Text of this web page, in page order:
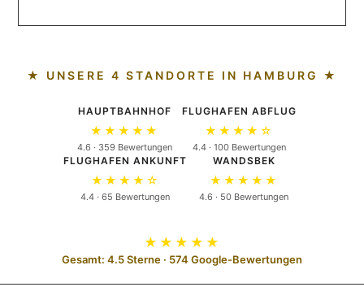
★ UNSERE 4 STANDORTE IN HAMBURG ★
HAUPTBAHNHOF
★★★★★
4.6 · 359 Bewertungen
FLUGHAFEN ABFLUG
★★★★☆
4.4 · 100 Bewertungen
FLUGHAFEN ANKUNFT
★★★★☆
4.4 · 65 Bewertungen
WANDSBEK
★★★★★
4.6 · 50 Bewertungen
★★★★★
Gesamt: 4.5 Sterne · 574 Google-Bewertungen